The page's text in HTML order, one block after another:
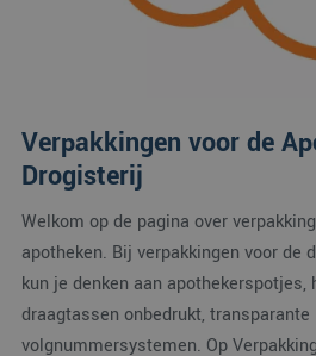
Verpakkingen voor de
Drogisterij
Welkom op de pagina over
apotheken. Bij verpakkingen voor de
kun je denken aan apothekerspotjes,
draagtassen onbedrukt,
volgnummersystemen. Op